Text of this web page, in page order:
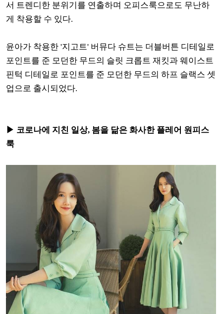
서 트렌디한 분위기를 연출하며 오피스룩으로도 무난하
게 착용할 수 있다.
윤아가 착용한 '지고트' 버뮤다 슈트는 더블버튼 디테일로
포인트를 준 모던한 무드의 슬릿 크롭트 재킷과 웨이스트
핀턱 디테일로 포인트를 준 모던한 무드의 하프 슬랙스 셋
업으로 출시되었다.
▶ 코로나에 지친 일상, 봄을 닮은 화사한 플레어 원피스
룩